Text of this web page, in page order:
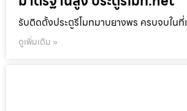
รับติดตั้งประตูรีโมทมาบยางพร ครบจบในที่เ
ดูเพิ่มเติม »